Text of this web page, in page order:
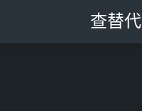
查替代